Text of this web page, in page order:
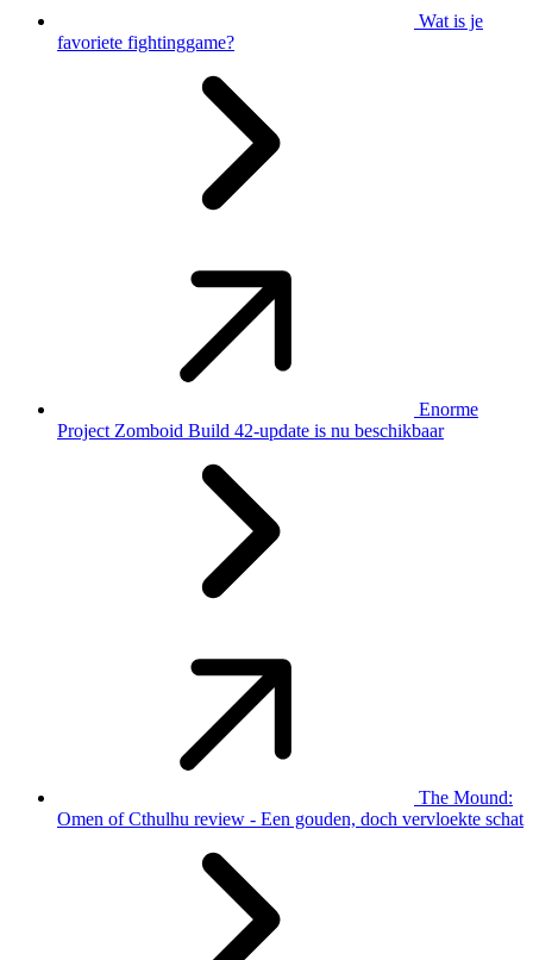
Wat is je
favoriete fightinggame?
Enorme
Project Zomboid Build 42-update is nu beschikbaar
The Mound:
Omen of Cthulhu review - Een gouden, doch vervloekte schat